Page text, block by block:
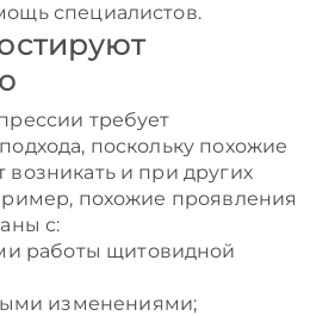
специалистов.
требует
поскольку похожие
и при других
похожие проявления
с:
работы щитовидной
изменениями;